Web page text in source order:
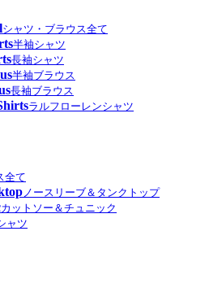
シャツ・ブラウス全て
半袖シャツ
長袖シャツ
半袖ブラウス
長袖ブラウス
ラルフローレンシャツ
全て
ノースリーブ＆タンクトップ
カットソー＆チュニック
ャツ